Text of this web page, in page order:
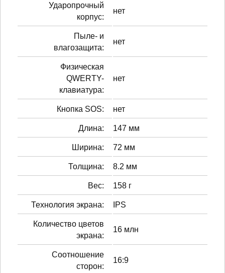
Ударопрочный
корпус:
нет
Пыле- и
влагозащита:
нет
Физическая
QWERTY-
клавиатура:
нет
Кнопка SOS: нет
Длина: 147 мм
Ширина: 72 мм
Толщина: 8.2 мм
Вес: 158 г
Технология экрана: IPS
Количество цветов
экрана:
16 млн
Соотношение
сторон:
16:9